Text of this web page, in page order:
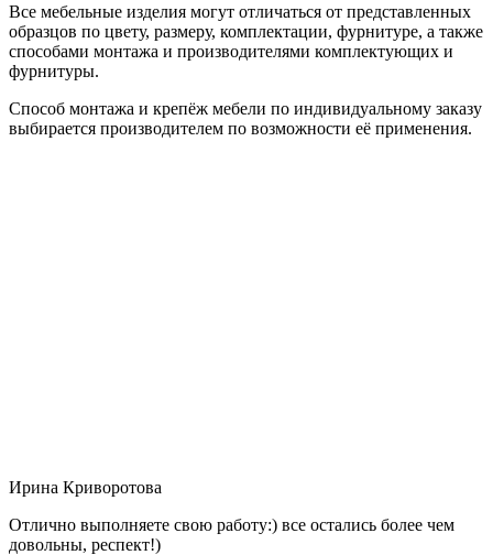
Все мебельные изделия могут отличаться от представленных
образцов по цвету, размеру, комплектации, фурнитуре, а также
способами монтажа и производителями комплектующих и
фурнитуры.
Способ монтажа и крепёж мебели по индивидуальному заказу
выбирается производителем по возможности её применения.
Ирина Криворотова
Отлично выполняете свою работу:) все остались более чем
довольны, респект!)